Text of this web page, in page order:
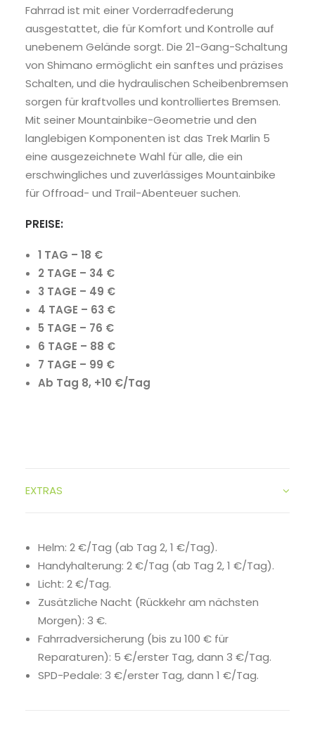
Fahrrad ist mit einer Vorderradfederung
ausgestattet, die für Komfort und Kontrolle auf
unebenem Gelände sorgt. Die 21-Gang-Schaltung
von Shimano ermöglicht ein sanftes und präzises
Schalten, und die hydraulischen Scheibenbremsen
sorgen für kraftvolles und kontrolliertes Bremsen.
Mit seiner Mountainbike-Geometrie und den
langlebigen Komponenten ist das Trek Marlin 5
eine ausgezeichnete Wahl für alle, die ein
erschwingliches und zuverlässiges Mountainbike
für Offroad- und Trail-Abenteuer suchen.
PREISE:
1 TAG – 18 €
2 TAGE – 34 €
3 TAGE – 49 €
4 TAGE – 63 €
5 TAGE – 76 €
6 TAGE – 88 €
7 TAGE – 99 €
Ab Tag 8, +10 €/Tag
EXTRAS
Helm: 2 €/Tag (ab Tag 2, 1 €/Tag).
Handyhalterung: 2 €/Tag (ab Tag 2, 1 €/Tag).
Licht: 2 €/Tag.
Zusätzliche Nacht (Rückkehr am nächsten
Morgen): 3 €.
Fahrradversicherung (bis zu 100 € für
Reparaturen): 5 €/erster Tag, dann 3 €/Tag.
SPD-Pedale: 3 €/erster Tag, dann 1 €/Tag.